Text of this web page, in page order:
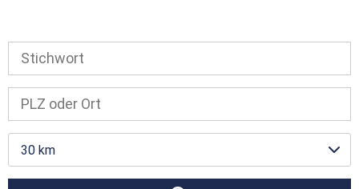
30 km